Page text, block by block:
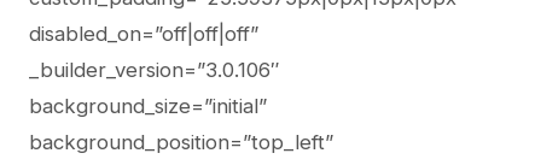
disabled_on=”off|off|off”
_builder_version=”3.0.106″
background_size=”initial”
background_position=”top_left”